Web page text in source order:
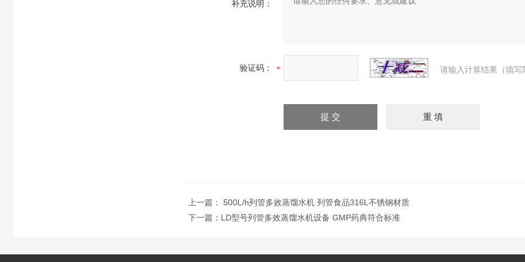
补充说明：
验证码： 请输入计算结果（填
上一篇： 500L/h列管多效蒸馏水机 列管食品316L不锈钢材质
下一篇： LD型号列管多效蒸馏水机设备 GMP药典符合标准